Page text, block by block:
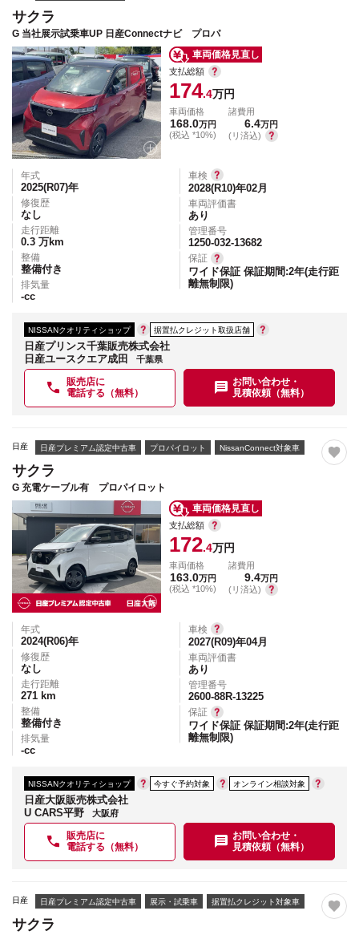
サクラ
G 当社展示試乗車UP 日産Connectナビ プロパ
車両価格見直し
支払総額
174.4万円
車両価格
168.0万円
(税込 *10%)
諸費用
6.4万円
(リ済込)
年式
2025(R07)年
修復歴
なし
走行距離
0.3 万km
整備
整備付き
排気量
-cc
車検
2028(R10)年02月
車両評価書
あり
管理番号
1250-032-13682
保証
ワイド保証 保証期間:2年(走行距
離無制限)
NISSANクオリティショップ 据置払クレジット取扱店舗
日産プリンス千葉販売株式会社
日産ユースクエア成田
千葉県
販売店に
電話する（無料）
お問い合わせ・
見積依頼（無料）
日産 日産プレミアム認定中古車 プロパイロット NissanConnect対象車
サクラ
G 充電ケーブル有 プロパイロット
車両価格見直し
支払総額
172.4万円
車両価格
163.0万円
(税込 *10%)
諸費用
9.4万円
(リ済込)
年式
2024(R06)年
修復歴
なし
走行距離
271 km
整備
整備付き
排気量
-cc
車検
2027(R09)年04月
車両評価書
あり
管理番号
2600-88R-13225
保証
ワイド保証 保証期間:2年(走行距
離無制限)
NISSANクオリティショップ 今すぐ予約対象 オンライン相談対象
日産大阪販売株式会社
U CARS平野
大阪府
販売店に
電話する（無料）
お問い合わせ・
見積依頼（無料）
日産 日産プレミアム認定中古車 展示・試乗車 据置払クレジット対象車
サクラ